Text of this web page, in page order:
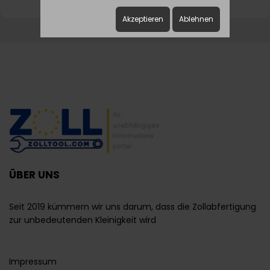
ÜBER UNS
Seit 2019 kümmern wir uns darum, dass die Zollabfertigung
zur unbedeutenden Kleinigkeit wird
Impressum
Akzeptieren Ablehnen